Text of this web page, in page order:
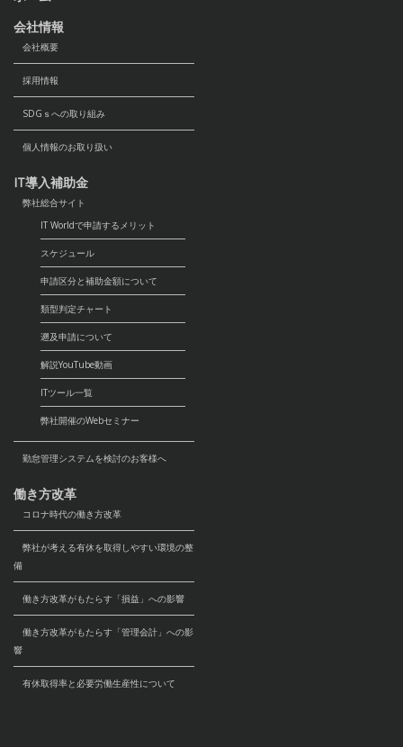
会社情報
会社概要
採用情報
SDGｓへの取り組み
個人情報のお取り扱い
IT導入補助金
弊社総合サイト
IT Worldで申請するメリット
スケジュール
申請区分と補助金額について
類型判定チャート
遡及申請について
解説YouTube動画
ITツール一覧
弊社開催のWebセミナー
勤怠管理システムを検討のお客様へ
働き方改革
コロナ時代の働き方改革
弊社が考える有休を取得しやすい環境の整
備
働き方改革がもたらす「損益」への影響
働き方改革がもたらす「管理会計」への影
響
有休取得率と必要労働生産性について